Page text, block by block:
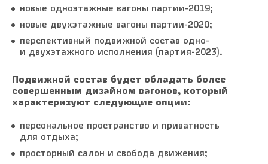
новые одноэтажные вагоны партии-2019;
новые двухэтажные вагоны партии-2020;
перспективный подвижной состав одно-
и двухэтажного исполнения (партия-2023).
Подвижной состав будет обладать более
совершенным дизайном вагонов, который
характеризуют следующие опции:
персональное пространство и приватность
для отдыха;
просторный салон и свобода движения;